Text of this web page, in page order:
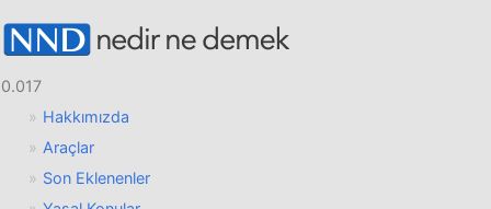
0.017
Hakkımızda
Araçlar
Son Eklenenler